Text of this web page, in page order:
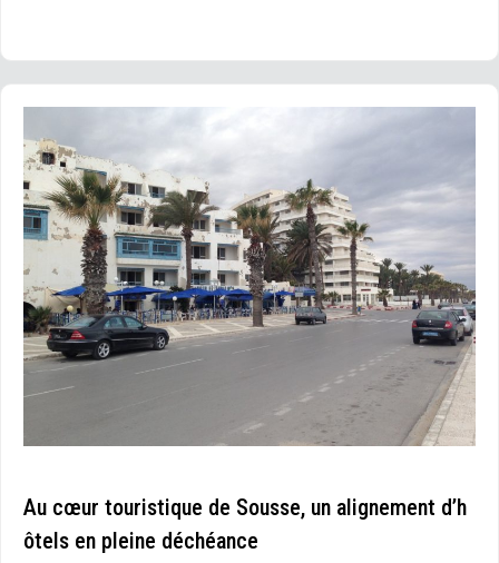
Au cœur touristique de Sousse, un alignement d’h
ôtels en pleine déchéance